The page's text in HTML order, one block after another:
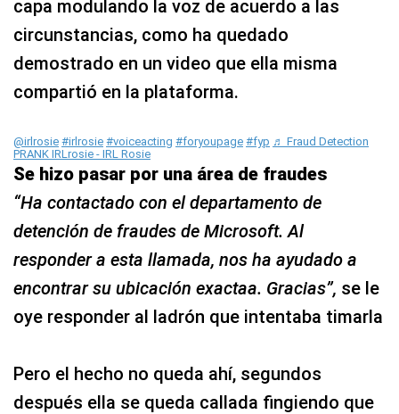
capa modulando la voz de acuerdo a las
circunstancias, como ha quedado
demostrado en un video que ella misma
compartió en la plataforma.
@irlrosie #irlrosie #voiceacting #foryoupage #fyp ♬ Fraud Detection
PRANK IRLrosie - IRL Rosie
Se hizo pasar por una área de fraudes
“Ha contactado con el departamento de
detención de fraudes de Microsoft. Al
responder a esta llamada, nos ha ayudado a
encontrar su ubicación exactaa. Gracias”, se le
oye responder al ladrón que intentaba timarla
Pero el hecho no queda ahí, segundos
después ella se queda callada fingiendo que